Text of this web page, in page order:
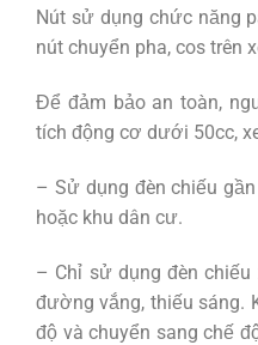
Nút sử dụng chức năng
nút chuyển pha, cos trên
Để đảm bảo an toàn,
tích động cơ dưới 50cc,
– Sử dụng đèn chiếu
hoặc khu dân cư.
– Chỉ sử dụng đèn
đường vắng, thiếu sáng.
độ và chuyển sang chế